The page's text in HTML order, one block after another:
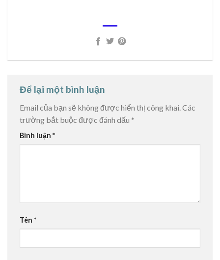
Để lại một bình luận
Email của bạn sẽ không được hiển thị công khai.Các
trường bắt buộc được đánh dấu *
Bình luận *
Tên *